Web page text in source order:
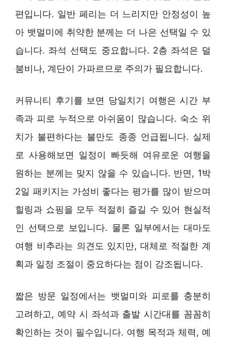
편입니다. 일반 페리는 더 느리지만 안정성이 높
아 뱃멀미에 취약한 분께는 더 나은 선택일 수 있
습니다. 좌석 선택도 중요합니다. 2층 좌석은 덜
붐비나, 계단이 가파르므로 주의가 필요합니다.
커뮤니티 후기를 보면 당일치기 여행은 시간 부
족과 피로 누적으로 아쉬움이 많습니다. 숙소 위
치가 불편하다는 불만도 종종 언급됩니다. 실제
로 사용해보면 일정이 빠듯해 여유로운 여행을
원하는 분께는 맞지 않을 수 있습니다. 반면, 1박
2일 패키지는 가성비 좋다는 평가를 많이 받으며
힐링과 쇼핑을 모두 적절히 즐길 수 있어 현실적
인 선택으로 보입니다. 물론 일부에서는 대마도
여행 비추라는 의견도 있지만, 대체로 적절한 계
획과 일정 조절이 중요하다는 점이 강조됩니다.
짧은 방문 일정에서는 뱃멀미와 피로를 충분히
고려하고, 예약 시 좌석과 출발 시간대를 꼼꼼히
확인하는 것이 필수입니다. 여행 목적과 체력, 예